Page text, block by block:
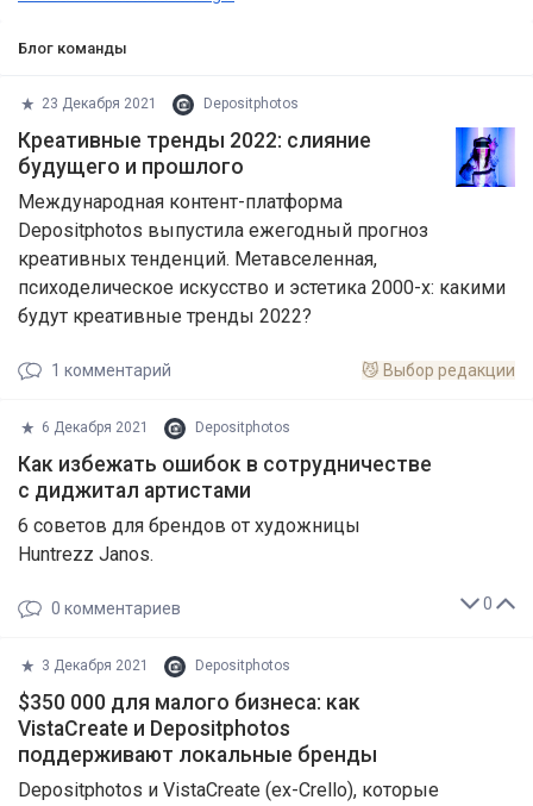
Блог команды
23 Декабря 2021 Depositphotos
Креативные тренды 2022: слияние
будущего и прошлого
Международная контент-платформа
Depositphotos выпустила ежегодный прогноз
креативных тенденций. Метавселенная,
психоделическое искусство и эстетика 2000-х: какими
будут креативные тренды 2022?
😼 Выбор редакции
1 комментарий
6 Декабря 2021 Depositphotos
Как избежать ошибок в сотрудничестве
с диджитал артистами
6 советов для брендов от художницы
Huntrezz Janos.
0
0 комментариев
3 Декабря 2021 Depositphotos
$350 000 для малого бизнеса: как
VistaCreate и Depositphotos
поддерживают локальные бренды
Depositphotos и VistaCreate (ex-Crello), которые